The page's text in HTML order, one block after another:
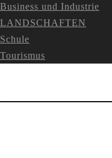
Business und Industrie
LANDSCHAFTEN
Schule
Tourismus